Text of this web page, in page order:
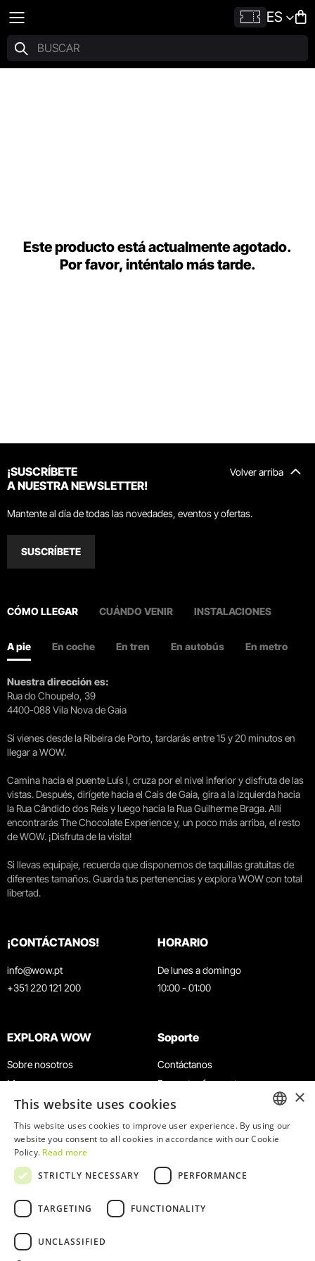
ES
Este producto está actualmente agotado.
Por favor, inténtalo más tarde.
Volver arriba
¡SUSCRÍBETE
A NUESTRA NEWSLETTER!
Mantente al día de todas las novedades, eventos y ofertas.
SUSCRÍBETE
CÓMO LLEGAR CUÁNDO VENIR INSTALACIONES
A pie En coche En tren En autobús En metro
Nuestra dirección es:
Rua do Choupelo, 39
4400-088 Vila Nova de Gaia
Si vienes desde la Ribeira de Porto, tardarás entre 15 y 20 minutos en
llegar a WOW.
Camina hacia el puente Luís I, cruza por el nivel inferior y disfruta de las
vistas. Después, dirígete hacia el Cais de Gaia, gira a la izquierda hacia
la Rua Cândido dos Reis y luego hacia la Rua Guilherme Braga. Allí
encontrarás The Chocolate Experience y, un poco más arriba, el resto
de WOW. ¡Disfruta de la visita!
Si llevas equipaje, recuerda que disponemos de taquillas gratuitas de
diferentes tamaños. Guarda tus pertenencias y explora WOW con total
libertad.
¡CONTÁCTANOS!
info@wow.pt
+351 220 121 200
HORARIO
De lunes a domingo
10:00 - 01:00
EXPLORA WOW
Sobre nosotros
Museos
Agenda
Noticias
Restaurantes
Tarjeta WOW
Grupos y eventos
Servicio educativo
Soporte
Contáctanos
Preguntas frecuentes
Términos y condiciones
Política de privacidad y cookies
Trabaja con nosotros
Libro de reclamaciones
ENGLISH
×
This website uses cookies
This website uses cookies to improve user experience. By using our
website you consent to all cookies in accordance with our Cookie
Policy. Read more
STRICTLY NECESSARY
PERFORMANCE
TARGETING FUNCTIONALITY
UNCLASSIFIED